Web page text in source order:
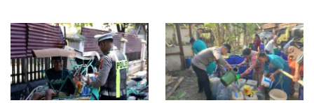
Ketenteraman Masyarakat